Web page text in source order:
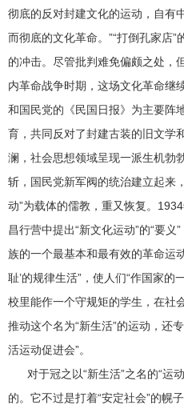
彻底的反对封建文化的运动，自有
而彻底的文化革命。”“打倒孔家店
的冲击。尽管批判难免偏颇之处，
内革命战争时期，这场文化革命继
和国民党的《民国日报》为主要阵
育，共同反对了封建古装的旧文学
澜，社会思想领域呈现一派生机勃
斩，国民党新军阀的统治建立起来
动”为载体的儒教，重又恢复。
昌行营中提出“新文化运动”的“要义
族的一个最基本和最有效的革命运
耻’的规律生活”，使人们“作国家
校里能作一个守规矩的学生，在社
推动这个名为“新生活”的运动，还
活运动促进会”。
对于冠之以“新生活”之名的“运
的。它不过是打着“安定社会”的幌